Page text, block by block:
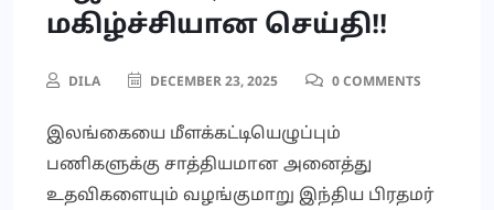
மகிழ்ச்சியான செய்தி!!
DILA DECEMBER 23, 2025 0 COMMENTS
இலங்கையை மீளக்கட்டியெழுப்பும்
பணிகளுக்கு சாத்தியமான அனைத்து
உதவிகளையும் வழங்குமாறு இந்திய பிரதமர்